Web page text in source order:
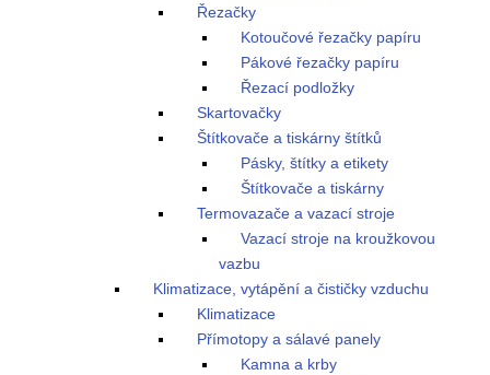
Řezačky
Kotoučové řezačky papíru
Pákové řezačky papíru
Řezací podložky
Skartovačky
Štítkovače a tiskárny štítků
Pásky, štítky a etikety
Štítkovače a tiskárny
Termovazače a vazací stroje
Vazací stroje na kroužkovou
vazbu
Klimatizace, vytápění a čističky vzduchu
Klimatizace
Přímotopy a sálavé panely
Kamna a krby